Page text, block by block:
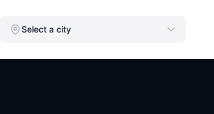
Select a city